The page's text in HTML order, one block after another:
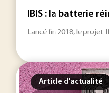
IBIS : la batterie
Lancé fin 2018, le projet
Article d'actualité